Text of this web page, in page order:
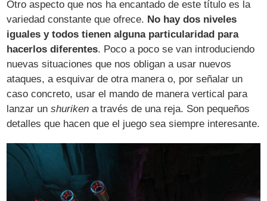
Otro aspecto que nos ha encantado de este título es la
variedad constante que ofrece. No hay dos niveles
iguales y todos tienen alguna particularidad para
hacerlos diferentes. Poco a poco se van introduciendo
nuevas situaciones que nos obligan a usar nuevos
ataques, a esquivar de otra manera o, por señalar un
caso concreto, usar el mando de manera vertical para
lanzar unshuriken a través de una reja. Son pequeños
detalles que hacen que el juego sea siempre interesante.